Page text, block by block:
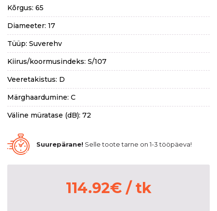
Kõrgus: 65
Diameeter: 17
Tüüp: Suverehv
Kiirus/koormusindeks: S/107
Veeretakistus: D
Märghaardumine: C
Väline müratase (dB): 72
Suurepärane! Selle toote tarne on 1-3 tööpäeva!
114.92€ / tk